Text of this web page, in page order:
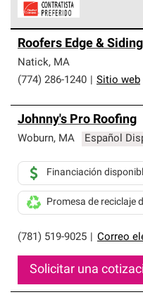
parte de una red
que cumplen con altos
de profesionalismo y
Roofers Edge &
Natick, MA
(774) 286-1240
Sitio web
Johnny's Pro Roofing
Woburn, MA Español
(781) 519-9025 Correo
Financiación
Promesa de reciclaje
Solicitar una